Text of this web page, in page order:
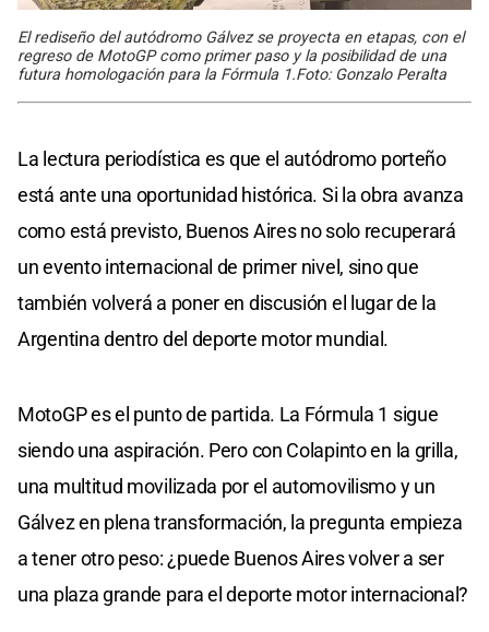
El rediseño del autódromo Gálvez se proyecta en etapas, con el
regreso de MotoGP como primer paso y la posibilidad de una
futura homologación para la Fórmula 1.Foto: Gonzalo Peralta
La lectura periodística es que el autódromo porteño
está ante una oportunidad histórica. Si la obra avanza
como está previsto, Buenos Aires no solo recuperará
un evento internacional de primer nivel, sino que
también volverá a poner en discusión el lugar de la
Argentina dentro del deporte motor mundial.
MotoGP es el punto de partida. La Fórmula 1 sigue
siendo una aspiración. Pero con Colapinto en la grilla,
una multitud movilizada por el automovilismo y un
Gálvez en plena transformación, la pregunta empieza
a tener otro peso: ¿puede Buenos Aires volver a ser
una plaza grande para el deporte motor internacional?